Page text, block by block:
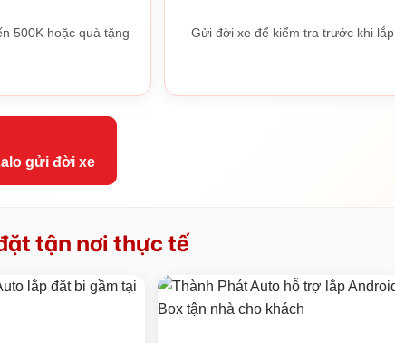
500K hoặc quà tặng Gửi đời xe để kiểm tra trước khi lắp
gửi đời xe
tận nơi thực tế